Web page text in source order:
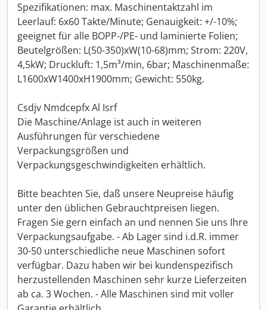
Spezifikationen: max. Maschinentaktzahl im
Leerlauf: 6x60 Takte/Minute; Genauigkeit: +/-10%;
geeignet für alle BOPP-/PE- und laminierte Folien;
Beutelgrößen: L(50-350)xW(10-68)mm; Strom: 220V,
4,5kW; Druckluft: 1,5m³/min, 6bar; Maschinenmaße:
L1600xW1400xH1900mm; Gewicht: 550kg.
Csdjv Nmdcepfx Al Isrf
Die Maschine/Anlage ist auch in weiteren
Ausführungen für verschiedene
Verpackungsgrößen und
Verpackungsgeschwindigkeiten erhältlich.
Bitte beachten Sie, daß unsere Neupreise häufig
unter den üblichen Gebrauchtpreisen liegen.
Fragen Sie gern einfach an und nennen Sie uns Ihre
Verpackungsaufgabe. - Ab Lager sind i.d.R. immer
30-50 unterschiedliche neue Maschinen sofort
verfügbar. Dazu haben wir bei kundenspezifisch
herzustellenden Maschinen sehr kurze Lieferzeiten
ab ca. 3 Wochen. - Alle Maschinen sind mit voller